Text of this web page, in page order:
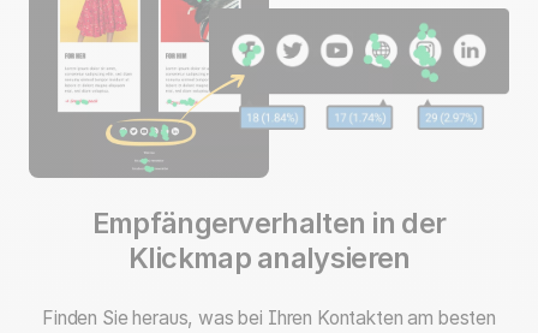
Empfängerverhalten in der
Klickmap analysieren
Finden Sie heraus, was bei Ihren Kontakten am besten